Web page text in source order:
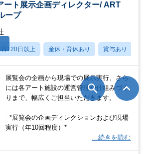
ート展示企画ディレクター/ ART
ープ
日120日以上 産休・育休あり 賞与あり
展覧会の企画から現場での展示実行、さら
には各アート施設の運営管理や仕組みづく
りまで、幅広くご担当いただきます。
- *展覧会の企画ディレクションおよび現場
実行（年10回程度）*
…続きを読む